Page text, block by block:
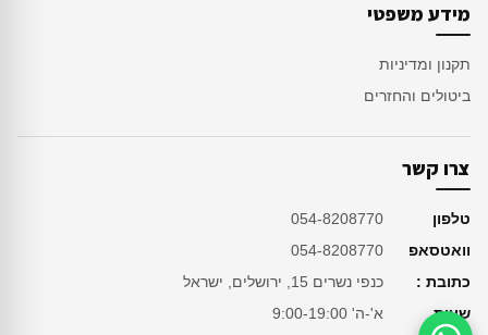
מידע משפטי
תקנון ומדיניות
ביטולים והחזרים
צרו קשר
טלפון
054-8208770
וואטסאפ
054-8208770
כתובת :
כנפי נשרים 15, ירושלים, ישראל
שעות
א'-ה' 9:00-19:00